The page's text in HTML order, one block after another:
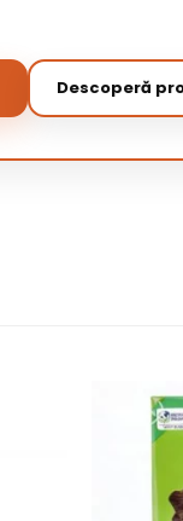
Descoperă